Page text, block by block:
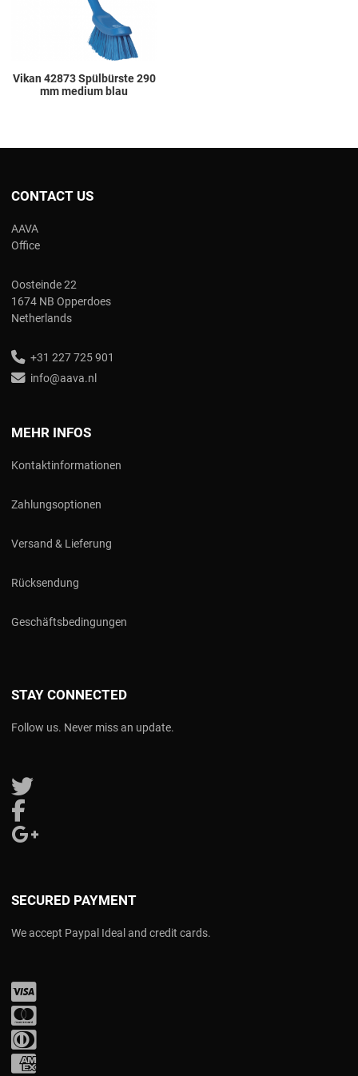
Vikan 42873 Spülbürste 290
mm medium blau
CONTACT US
AAVA
Office
Oosteinde 22
1674 NB Opperdoes
Netherlands
+31 227 725 901
info@aava.nl
MEHR INFOS
Kontaktinformationen
Zahlungsoptionen
Versand & Lieferung
Rücksendung
Geschäftsbedingungen
STAY CONNECTED
Follow us. Never miss an update.
Follow us on Twitter
SECURED PAYMENT
We accept Paypal Ideal and credit cards.
Visa
Mastercard
Diners Club